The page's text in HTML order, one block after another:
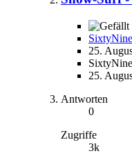
25.
25.
Antworten
0
Zugriffe
3k